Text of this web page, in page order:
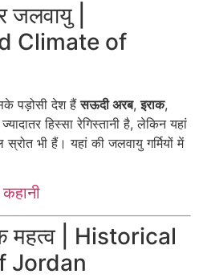
जलवायु |
Climate of
पड़ोसी देश हैंसऊदी अरब,इराक,
हिस्सा रेगिस्तानी है, लेकिन यहां
भी हैं। यहां की जलवायु गर्मियों में
महत्व | Historical
Jordan